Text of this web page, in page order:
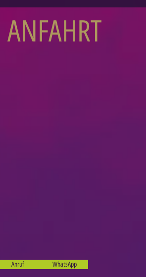
Anruf WhatsApp